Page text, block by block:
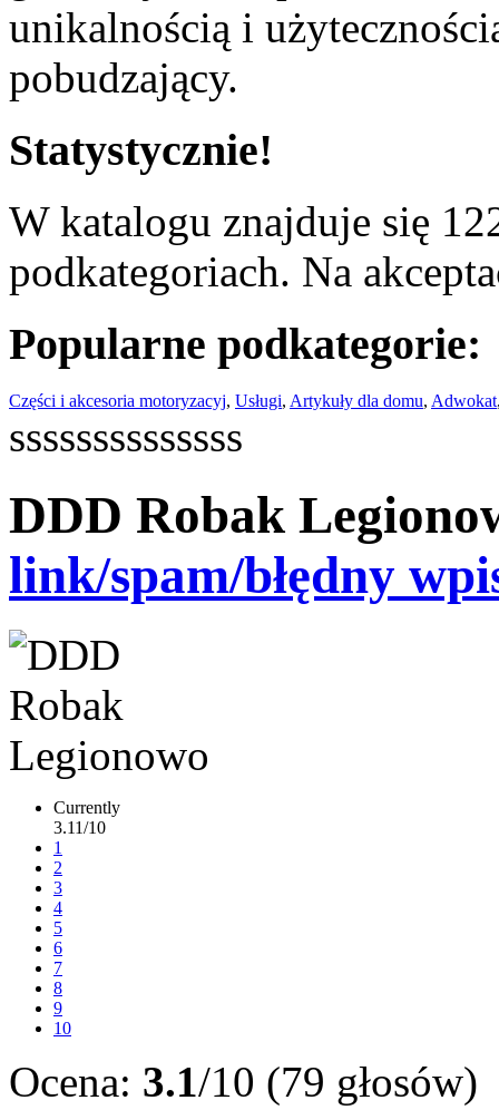
unikalnością i
pobudzający.
Statystycznie!
W katalogu znajduje się
podkategoriach. Na
Popularne podkategorie:
Części i akcesoria motoryzacyj, Usługi, Artykuły dla domu, Adwokat
ssssssssssssss
DDD Robak
link/spam/błędny
Currently
3.11/10
1
2
3
4
5
6
7
8
9
10
Ocena: 3.1/10 (79 głosów)